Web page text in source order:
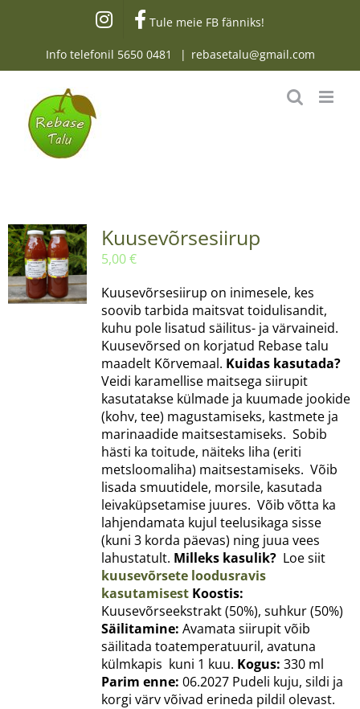
Tule meie FB fänniks!
Info telefonil 5650 0481 | rebasetalu@gmail.com
Kuusevõrsesiirup
5,00€
Kuusevõrsesiirup on inimesele, kes
soovib tarbida maitsvat toidulisandit,
kuhu pole lisatud säilitus- ja värvaineid.
Kuusevõrsed on korjatud Rebase talu
maadelt Kõrvemaal. Kuidas kasutada?
Veidi karamellise maitsega siirupit
kasutatakse külmade ja kuumade jookide
(kohv, tee) magustamiseks, kastmete ja
marinaadide maitsestamiseks. Sobib
hästi ka toitude, näiteks liha (eriti
metsloomaliha) maitsestamiseks. Võib
lisada smuutidele, morsile, kasutada
leivaküpsetamise juures. Võib võtta ka
lahjendamata kujul teelusikaga sisse
(kuni 3 korda päevas) ning juua vees
lahustatult. Milleks kasulik? Loe siit
kuusevõrsete loodusravis
kasutamisest Koostis:
Kuusevõrseekstrakt (50%), suhkur (50%)
Säilitamine: Avamata siirupit võib
säilitada toatemperatuuril, avatuna
külmkapis kuni 1 kuu. Kogus: 330 ml
Parim enne: 06.2027 Pudeli kuju, sildi ja
korgi värv võivad erineda pildil olevast.